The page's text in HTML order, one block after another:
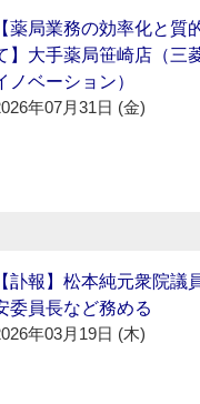
【薬局業務の効率化と質
】大手薬局笹崎店（三
ノベーション）
年07月31日 (金)
【訃報】松本純元衆院議
委員長など務める
年03月19日 (木)